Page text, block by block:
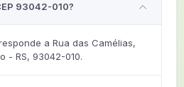
93042-010?
a Rua das Camélias,
- RS, 93042-010.